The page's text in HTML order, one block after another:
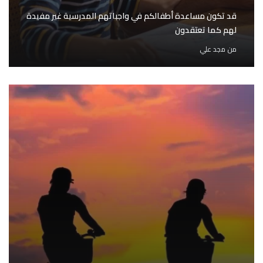
قد تكون مساعدة أطفالكم في واجباتهم المدرسية غير مفيدة
لهم كما تعتقدون
من مجد علي